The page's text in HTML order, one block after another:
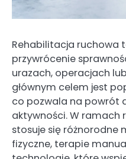
Rehabilitacja ruchowa
przywrócenie
urazach, operacjach
głównym celem jest
co pozwala na powrót
aktywności. W ramach
stosuje się różnorodne
fizyczne, terapie